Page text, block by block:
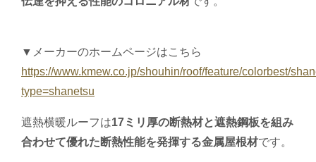
▼メーカーのホームページはこちら
https://www.kmew.co.jp/shouhin/roof/feature/colorbest/
type=shanetsu
遮熱横暖ルーフは17ミリ厚の断熱材と遮熱鋼板を組み
合わせて優れた断熱性能を発揮する金属屋根材です。